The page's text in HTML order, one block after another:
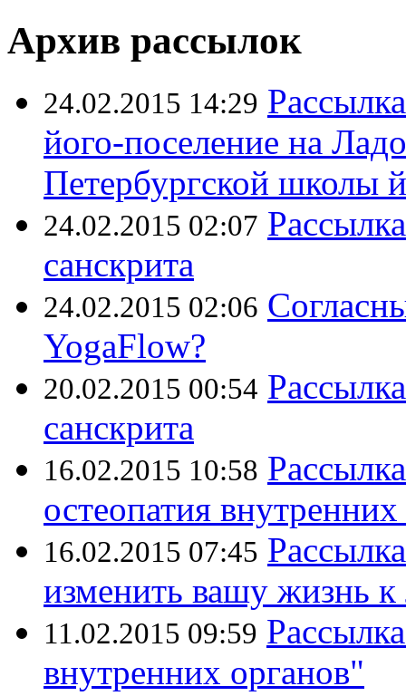
Архив рассылок
24.02.2015 14:29
його-поселение на
Петербургской школы
24.02.2015 02:07
санскрита
24.02.2015 02:06
YogaFlow?
20.02.2015 00:54
санскрита
16.02.2015 10:58
остеопатия
16.02.2015 07:45
изменить вашу жизнь
11.02.2015 09:59
внутренних органов"